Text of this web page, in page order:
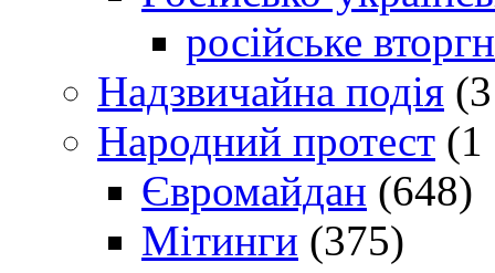
російське
Надзвичайна подія
Народний протест (1
Євромайдан (648)
Мітинги (375)